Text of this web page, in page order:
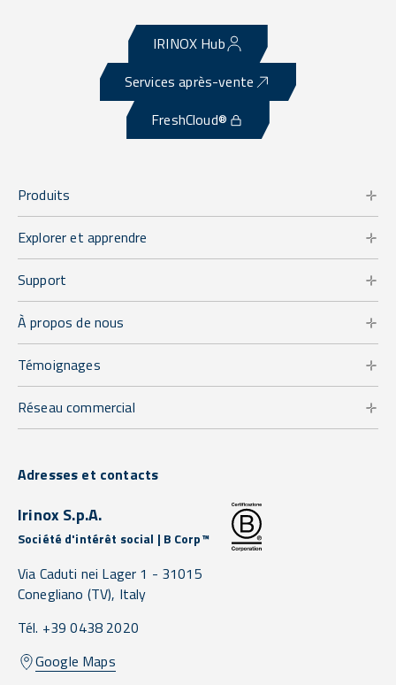
IRINOX Hub
Services après-vente
FreshCloud®
Produits
Explorer et apprendre
Support
À propos de nous
Témoignages
Réseau commercial
Adresses et contacts
Irinox S.p.A.
Société d'intérêt social | B Corp™
Via Caduti nei Lager 1 - 31015
Conegliano (TV), Italy
Tél. +39 0438 2020
Google Maps